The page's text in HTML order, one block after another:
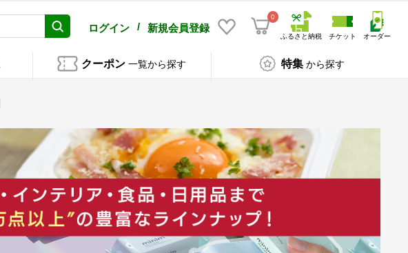
ログイン / 新規会員登録
0
ふるさと納税 チケット オーダー
クーポン 一覧から探す 特集 から探す